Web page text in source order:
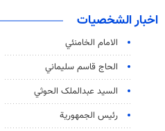
اخبار الشخصيات
الامام الخامنئي
الحاج قاسم سليماني
السید عبدالملک الحوثي
رئيس الجمهورية